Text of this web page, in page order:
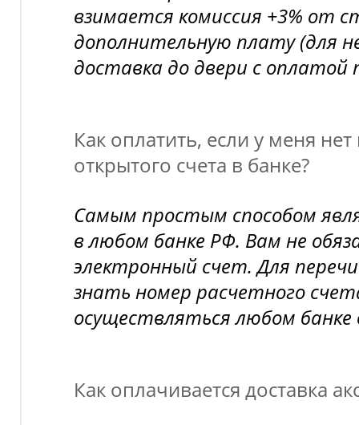
взимается комиссия +3% от
дополнительную плату (для
доставка до двери с оплатой
Как оплатить, если у меня
открытого счета в банке?
Самым простым способом
в любом банке РФ. Вам не
электронный счет. Для
знать номер расчетного
осуществляться любом банке
Как оплачивается доставка